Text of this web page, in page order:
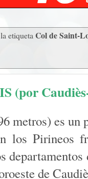
etiquetaCol de Saint-
(por
metros) es un
los Pirineos
departamentos
de